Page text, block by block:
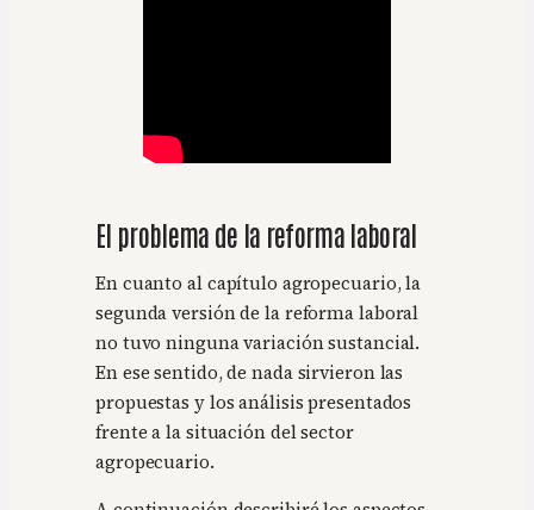
El problema de la reforma laboral
En cuanto al capítulo agropecuario, la
segunda versión de la reforma laboral
no tuvo ninguna variación sustancial.
En ese sentido, de nada sirvieron las
propuestas y los análisis presentados
frente a la situación del sector
agropecuario.